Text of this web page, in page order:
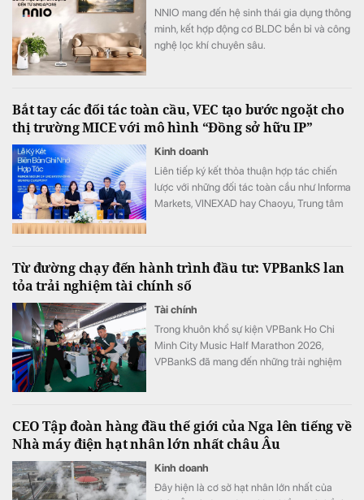
NNIO mang đến hệ sinh thái gia dụng thông
minh, kết hợp động cơ BLDC bền bỉ và công
nghệ lọc khí chuyên sâu.
Bắt tay các đối tác toàn cầu, VEC tạo bước ngoặt cho
thị trường MICE với mô hình “Đồng sở hữu IP”
Kinh doanh
Liên tiếp ký kết thỏa thuận hợp tác chiến
lược với những đối tác toàn cầu như Informa
Markets, VINEXAD hay Chaoyu, Trung tâm
Từ đường chạy đến hành trình đầu tư: VPBankS lan
tỏa trải nghiệm tài chính số
Tài chính
Trong khuôn khổ sự kiện VPBank Ho Chi
Minh City Music Half Marathon 2026,
VPBankS đã mang đến những trải nghiệm
Invest.
CEO Tập đoàn hàng đầu thế giới của Nga lên tiếng về
Nhà máy điện hạt nhân lớn nhất châu Âu
Kinh doanh
Đây hiện là cơ sở hạt nhân lớn nhất của